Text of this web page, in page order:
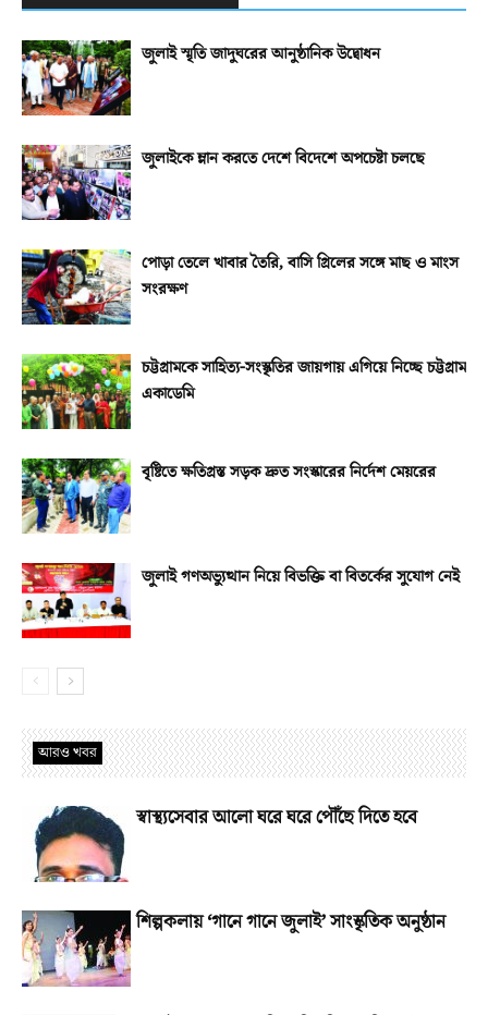
জুলাই স্মৃতি জাদুঘরের আনুষ্ঠানিক উদ্বোধন
জুলাইকে ম্লান করতে দেশে বিদেশে অপচেষ্টা চলছে
পোড়া তেলে খাবার তৈরি, বাসি গ্রিলের সঙ্গে মাছ ও মাংস
সংরক্ষণ
চট্টগ্রামকে সাহিত্য-সংস্কৃতির জায়গায় এগিয়ে নিচ্ছে চট্টগ্রাম
একাডেমি
বৃষ্টিতে ক্ষতিগ্রস্ত সড়ক দ্রুত সংস্কারের নির্দেশ মেয়রের
জুলাই গণঅভ্যুত্থান নিয়ে বিভক্তি বা বিতর্কের সুযোগ নেই
আরও খবর
স্বাস্থ্যসেবার আলো ঘরে ঘরে পৌঁছে দিতে হবে
শিল্পকলায় ‘গানে গানে জুলাই’ সাংস্কৃতিক অনুষ্ঠান